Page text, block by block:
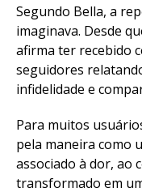
Segundo Bella, a
imaginava. Desde
afirma ter recebido
seguidores
infidelidade e
Para muitos
pela maneira como
associado à dor, ao
transformado em